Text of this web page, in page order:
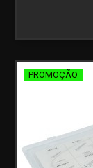
PROMOÇÃO